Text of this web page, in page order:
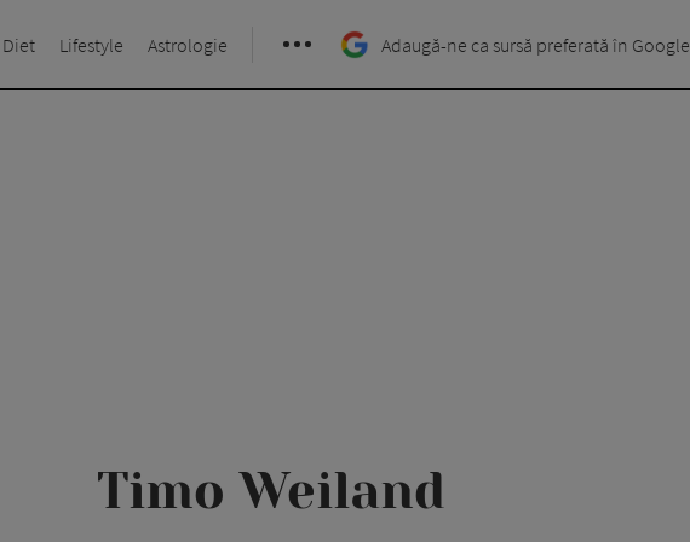
Diet Lifestyle Astrologie Adaugă-ne ca sursă preferată în Google
Timo Weiland